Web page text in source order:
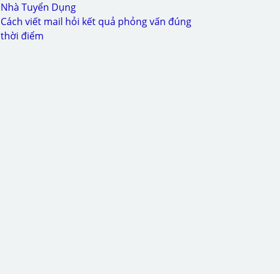
Nhà Tuyển Dụng
Cách viết mail hỏi kết quả phỏng vấn đúng
thời điểm